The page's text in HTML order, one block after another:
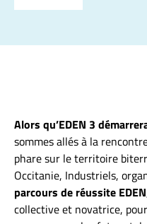
Alors qu’EDEN 3
sommes allés à la
phare sur le territoire
Occitanie, Industriels,
parcours de réussite EDEN
collective et novatrice,